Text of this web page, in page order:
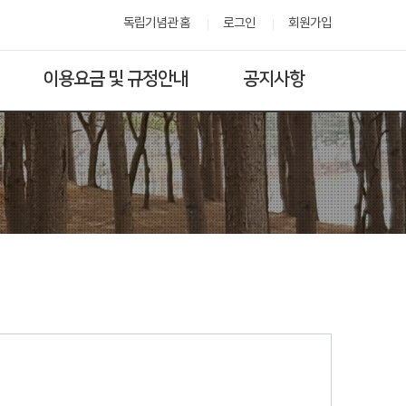
독립기념관 홈 로그인 회원가입
이용요금 및 규정안내 공지사항